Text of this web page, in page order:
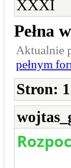
XXXI
Pełna
Aktualnie
pełnym
Stron: 1